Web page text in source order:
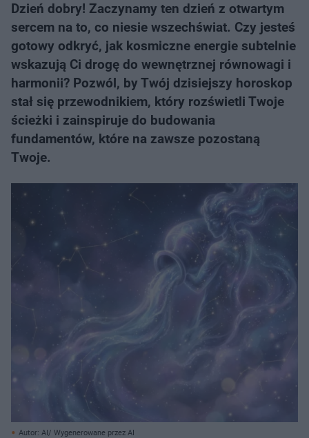
Dzień dobry! Zaczynamy ten dzień z otwartym
sercem na to, co niesie wszechświat. Czy jesteś
gotowy odkryć, jak kosmiczne energie subtelnie
wskazują Ci drogę do wewnętrznej równowagi i
harmonii? Pozwól, by Twój dzisiejszy horoskop
stał się przewodnikiem, który rozświetli Twoje
ścieżki i zainspiruje do budowania
fundamentów, które na zawsze pozostaną
Twoje.
Autor: AI/ Wygenerowane przez AI